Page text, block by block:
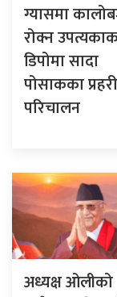
ग्यासमा
रोक्न
डिपोमा सादा
पोसाकका प्रहरी
परिचालन
अध्यक्ष ओलीको